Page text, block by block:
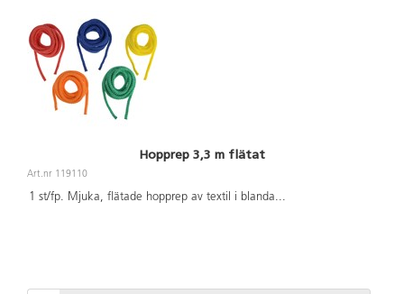
Hopprep 3,3 m flätat
Art.nr 119110
1 st/fp. Mjuka, flätade hopprep av textil i blanda...